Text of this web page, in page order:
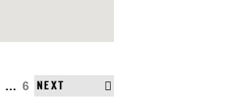
… 6 NEXT